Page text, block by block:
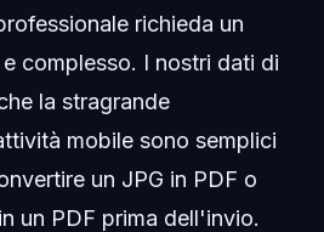
richieda un
complesso. I nostri dati di
la stragrande
mobile sono semplici
un JPG in PDF o
un PDF prima dell'invio.